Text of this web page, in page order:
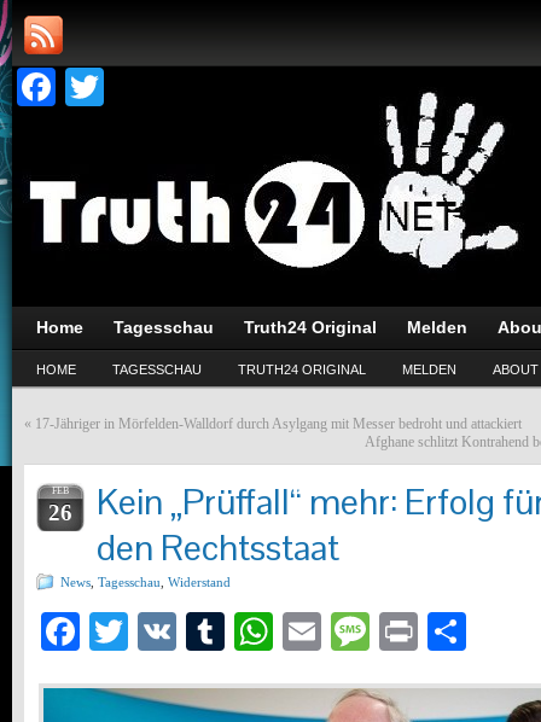
Facebook
Home Tagesschau Truth24 Original Melden
HOME TAGESSCHAU TRUTH24 ORIGINAL MELDEN ABOUT
« 17-Jähriger in Mörfelden-Walldorf durch Asylgang mit Messer bedroht und attackiert
Afghane schlitzt Kontrahend
FEB
26
Kein „Prüffall“ mehr: Erfolg
den Rechtsstaat
News Tagesschau Widerstand
Facebook
Twitter
VK Tumblr
WhatsApp
EmailMessage
Print